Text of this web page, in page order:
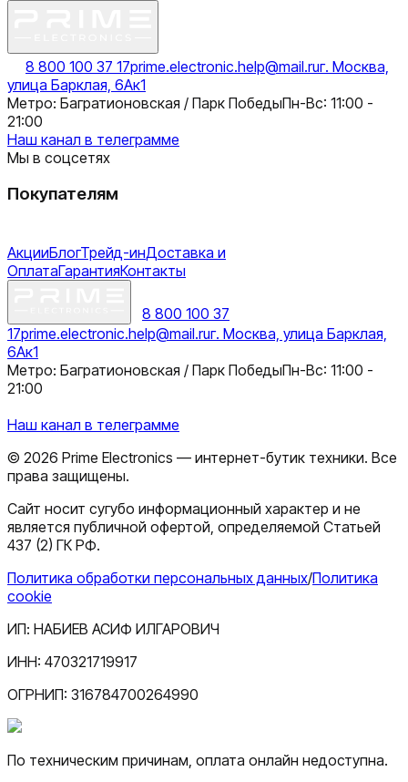
8 800 100 37 17prime.electronic.help@mail.ruг. Москва,
улица Барклая, 6Ак1
Метро: Багратионовская / Парк ПобедыПн-Вс: 11:00 -
21:00
Наш канал в телеграмме
Мы в соцсетях
Покупателям
АкцииБлогТрейд-инДоставка и
ОплатаГарантияКонтакты
8 800 100 37
17prime.electronic.help@mail.ruг. Москва, улица Барклая,
6Ак1
Метро: Багратионовская / Парк ПобедыПн-Вс: 11:00 -
21:00
Наш канал в телеграмме
© 2026 Prime Electronics — интернет-бутик техники. Все
права защищены.
Сайт носит сугубо информационный характер и не
является публичной офертой, определяемой Статьей
437 (2) ГК РФ.
Политика обработки персональных данных/Политика
cookie
ИП: НАБИЕВ АСИФ ИЛГАРОВИЧ
ИНН: 470321719917
ОГРНИП: 316784700264990
По техническим причинам, оплата онлайн недоступна.